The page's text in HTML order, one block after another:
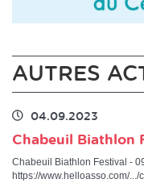
AUTRES
04.09.2023
Chabeuil Biathlon
Chabeuil Biathlon Festival -
https://www.helloasso.com/